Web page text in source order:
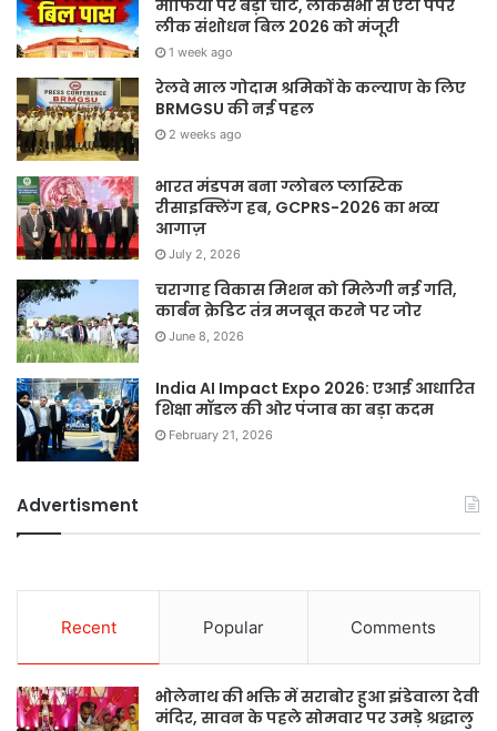
माफिया पर बड़ी चोट, लोकसभा से एंटी पेपर
लीक संशोधन बिल 2026 को मंजूरी
1 week ago
रेलवे माल गोदाम श्रमिकों के कल्याण के लिए
BRMGSU की नई पहल
2 weeks ago
भारत मंडपम बना ग्लोबल प्लास्टिक
रीसाइक्लिंग हब, GCPRS-2026 का भव्य
आगाज़
July 2, 2026
चरागाह विकास मिशन को मिलेगी नई गति,
कार्बन क्रेडिट तंत्र मजबूत करने पर जोर
June 8, 2026
India AI Impact Expo 2026: एआई आधारित
शिक्षा मॉडल की ओर पंजाब का बड़ा कदम
February 21, 2026
Advertisment
Recent Popular Comments
भोलेनाथ की भक्ति में सराबोर हुआ झंडेवाला देवी
मंदिर, सावन के पहले सोमवार पर उमड़े श्रद्धालु